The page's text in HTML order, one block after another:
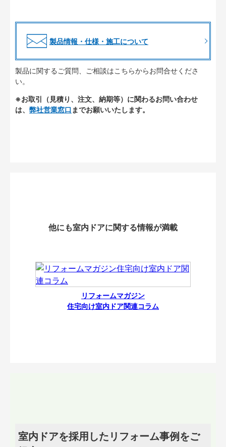
製品情報・仕様・施工について
製品に関するご質問、ご相談はこちらからお問合せくださ
い。
※お取引（見積り、注文、納期等）に関わるお問い合わせ
は、 弊社営業窓口 までお願いいたします。
他にも室内ドアに関する情報が満載
リフォームマガジン
住宅向け室内ドア関連コラム
室内ドアを採用したリフォーム事例をご